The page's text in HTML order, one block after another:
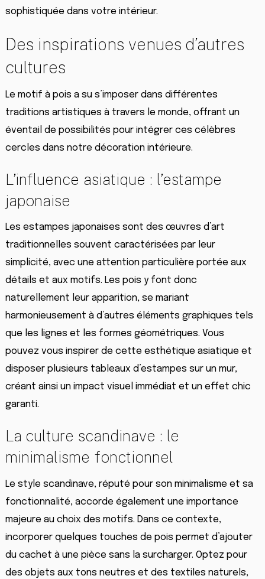
sophistiquée dans votre intérieur.
Des inspirations venues d’autres
cultures
Le motif à pois a su s’imposer dans différentes
traditions artistiques à travers le monde, offrant un
éventail de possibilités pour intégrer ces célèbres
cercles dans notre décoration intérieure.
L’influence asiatique : l’estampe
japonaise
Les estampes japonaises sont des œuvres d’art
traditionnelles souvent caractérisées par leur
simplicité, avec une attention particulière portée aux
détails et aux motifs. Les pois y font donc
naturellement leur apparition, se mariant
harmonieusement à d’autres éléments graphiques tels
que les lignes et les formes géométriques. Vous
pouvez vous inspirer de cette esthétique asiatique et
disposer plusieurs tableaux d’estampes sur un mur,
créant ainsi un impact visuel immédiat et un effet chic
garanti.
La culture scandinave : le
minimalisme fonctionnel
Le style scandinave, réputé pour son minimalisme et sa
fonctionnalité, accorde également une importance
majeure au choix des motifs. Dans ce contexte,
incorporer quelques touches de pois permet d’ajouter
du cachet à une pièce sans la surcharger. Optez pour
des objets aux tons neutres et des textiles naturels,